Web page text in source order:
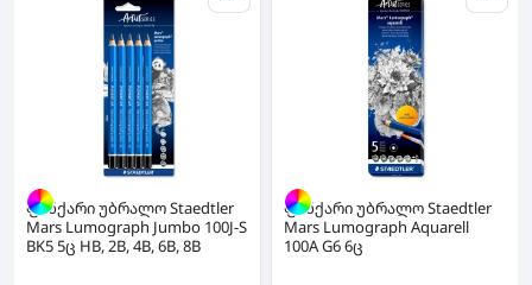
ფანქარი უბრალო Staedtler
Mars Lumograph Jumbo 100J-S
BK5 5ც HB, 2B, 4B, 6B, 8B
ფანქარი უბრალო Staedtler
Mars Lumograph Aquarell
100A G6 6ც